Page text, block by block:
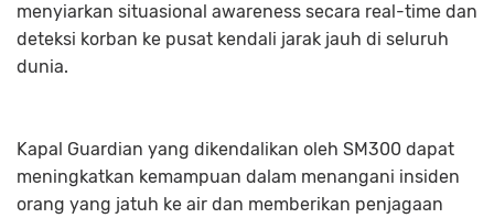
menyiarkan situasional awareness secara real-time dan
deteksi korban ke pusat kendali jarak jauh di seluruh
dunia.
Kapal Guardian yang dikendalikan oleh SM300 dapat
meningkatkan kemampuan dalam menangani insiden
orang yang jatuh ke air dan memberikan penjagaan